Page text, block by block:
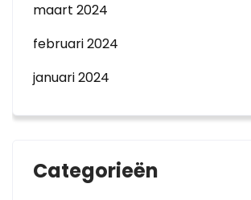
maart 2024
februari 2024
januari 2024
Categorieën